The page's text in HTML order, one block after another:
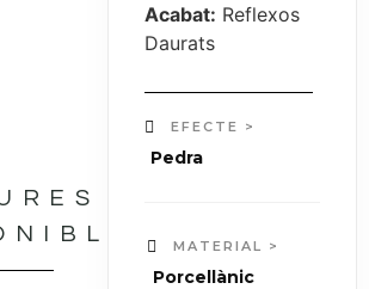
Acabat: Reflexos
Daurats
EFECTE >
Pedra
MATERIAL >
Porcellànic